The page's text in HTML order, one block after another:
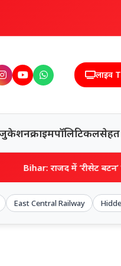
लाइव
क्राइमपॉलिटिकलसेहत
‘रीसेट बटन’ दबा, अब रोहिणी
East Central Railway